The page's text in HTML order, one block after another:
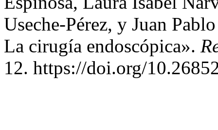
Useche-Pérez, y Juan
La cirugía endoscópica».
12. https://doi.org/